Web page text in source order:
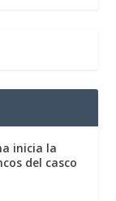
inicia la
del casco